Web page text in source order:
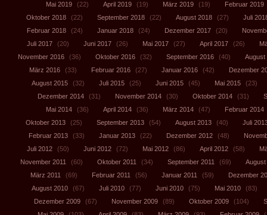
Mai 2019 (22) April 2019 (19) März 2019 (19) Februar 2019
Oktober 2018
(22) September 2018 (22) August 2018 (27)
Juli
Februar 2018
(24) Januar 2018 (24) Dezember 2017 (20)
Juli 2017
(20) Juni 2017 (26) Mai 2017 (27) April 2017 (26)
November 2016
(36) Oktober 2016 (32) September 2016 (40)
August
März 2016
(33) Februar 2016 (27) Januar 2016 (42)
Dezember
August 2015
(32) Juli 2015 (25) Juni 2015 (45) Mai 2015
(23)
Dezember 2014
(31) November 2014 (30) Oktober 2014 (31)
Mai 2014
(36) April 2014 (36) März 2014 (47) Februar 2014
Oktober 2013
(25) September 2013 (54) August 2013 (40)
Juli
Februar 2013
(33) Januar 2013 (22) Dezember 2012 (48)
Juli 2012
(50) Juni 2012 (72) Mai 2012 (86) April 2012 (58)
November 2011
(60) Oktober 2011 (34) September 2011 (69)
August
März 2011
(69) Februar 2011 (56) Januar 2011 (59)
Dezember
August 2010
(67) Juli 2010 (77) Juni 2010 (75) Mai 2010
(83)
Dezember 2009
(67) November 2009 (89) Oktober 2009 (104)